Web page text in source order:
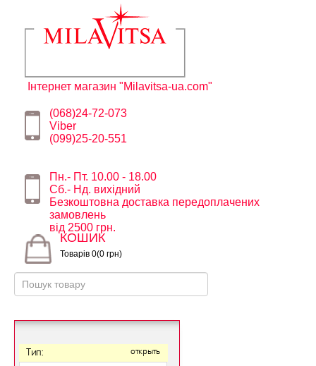
Інтернет магазин "Milavitsa-ua.com"
(068)24-72-073
Viber
(099)25-20-551
Пн.- Пт. 10.00 - 18.00
Сб.- Нд. вихідний
Безкоштовна доставка передоплачених
замовлень
від 2500 грн.
КОШИК
Товарів 0(0 грн)
Тип: открыть